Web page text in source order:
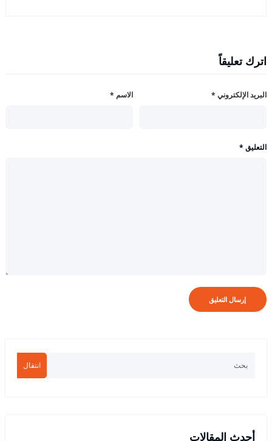
اترك تعليقاً
الاسم * البريد الإلكتروني *
التعليق *
انتقال
أحدث المقالات